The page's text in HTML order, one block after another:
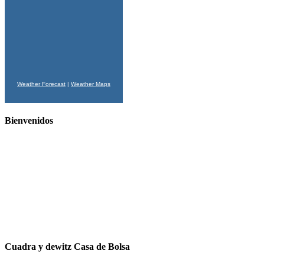
Weather Forecast | Weather Maps
Bienvenidos
Cuadra y dewitz Casa de Bolsa